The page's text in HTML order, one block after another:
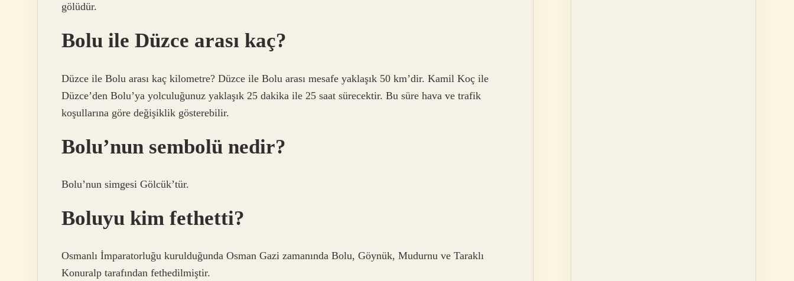
gölüdür.
Bolu ile Düzce arası kaç?
Düzce ile Bolu arası kaç kilometre? Düzce ile Bolu arası mesafe yaklaşık 50 km’dir. Kamil Koç ile
Düzce’den Bolu’ya yolculuğunuz yaklaşık 25 dakika ile 25 saat sürecektir. Bu süre hava ve trafik
koşullarına göre değişiklik gösterebilir.
Bolu’nun sembolü nedir?
Bolu’nun simgesi Gölcük’tür.
Boluyu kim fethetti?
Osmanlı İmparatorluğu kurulduğunda Osman Gazi zamanında Bolu, Göynük, Mudurnu ve Taraklı
Konuralp tarafından fethedilmiştir.